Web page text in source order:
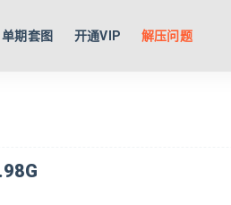
单期套图 开通VIP 解压问题